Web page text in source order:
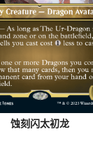
蚀刻闪太初龙